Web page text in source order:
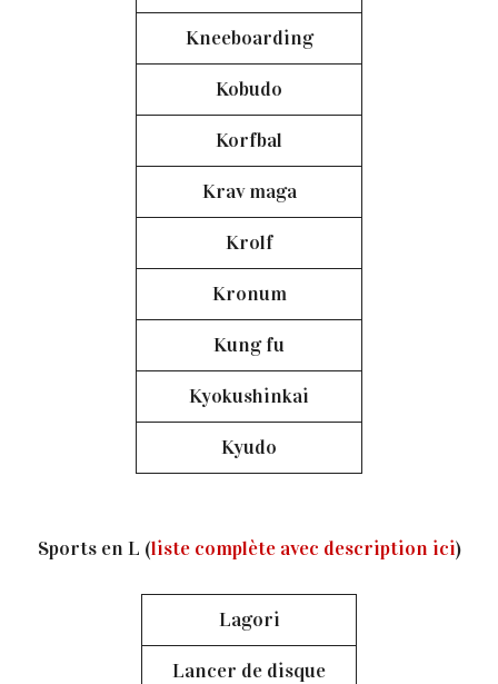
Kneeboarding
Kobudo
Korfbal
Krav maga
Krolf
Kronum
Kung fu
Kyokushinkai
Kyudo
Sports en L (liste complète avec description ici)
Lagori
Lancer de disque